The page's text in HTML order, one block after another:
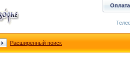
Оплата
Расширенный поиск